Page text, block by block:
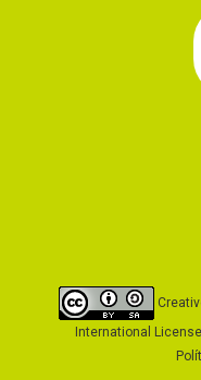
International License